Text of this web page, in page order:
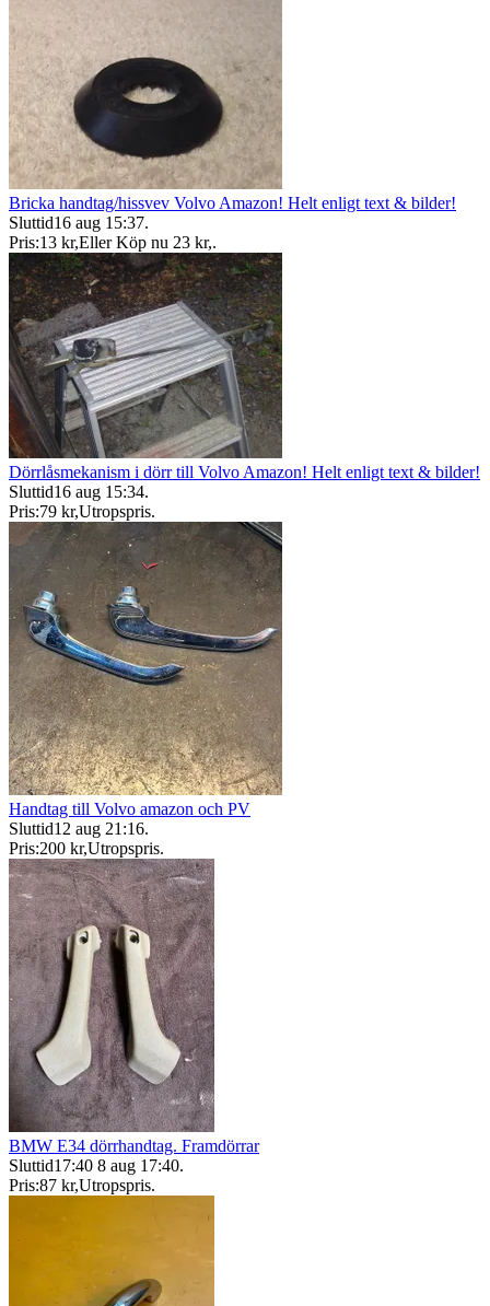
Bricka handtag/hissvev Volvo Amazon! Helt enligt text & bilder!
Sluttid16 aug 15:37.
Pris:13 kr,Eller Köp nu 23 kr,.
Dörrlåsmekanism i dörr till Volvo Amazon! Helt enligt text & bilder!
Sluttid16 aug 15:34.
Pris:79 kr,Utropspris.
Handtag till Volvo amazon och PV
Sluttid12 aug 21:16.
Pris:200 kr,Utropspris.
BMW E34 dörrhandtag. Framdörrar
Sluttid17:40 8 aug 17:40.
Pris:87 kr,Utropspris.